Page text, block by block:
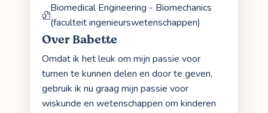
Biomedical Engineering - Biomechanics
(faculteit ingenieurswetenschappen)
Over Babette
Omdat ik het leuk om mijn passie voor
turnen te kunnen delen en door te geven,
gebruik ik nu graag mijn passie voor
wiskunde en wetenschappen om kinderen